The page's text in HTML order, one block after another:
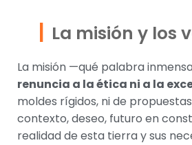
La misión y los
La misión —qué palabra
renuncia a la ética ni a la
moldes rígidos, ni de
contexto, deseo, futuro en
realidad de esta tierra y sus